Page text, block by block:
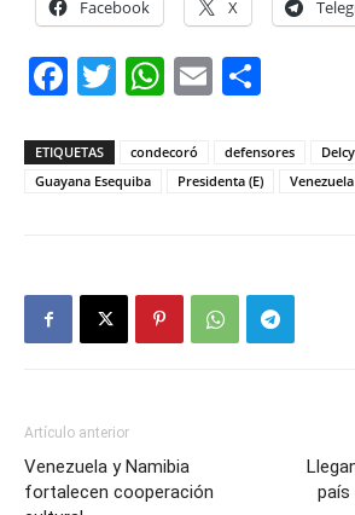
Facebook X
Facebook
Twitter
WhatsApp
Email
ETIQUETAS condecoró defensores
Guayana Esequiba
Presidenta (E) Venezuela
Artículo anterior
Venezuela y Namibia
fortalecen cooperación
país